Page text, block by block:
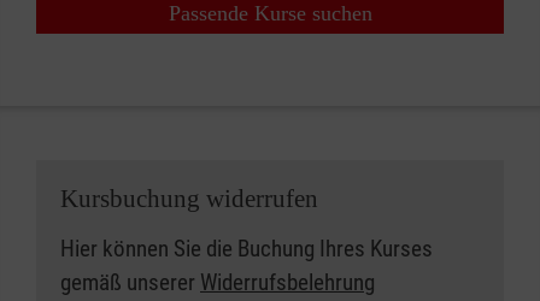
Passende Kurse suchen
Kursbuchung widerrufen
Hier können Sie die Buchung Ihres Kurses
gemäß unserer Widerrufsbelehrung